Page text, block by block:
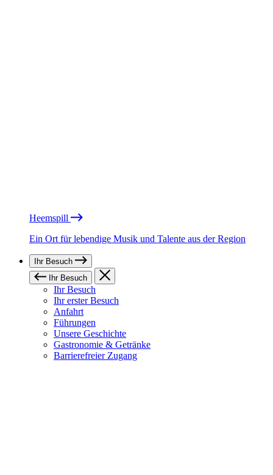
Heemspill
Ein Ort für lebendige Musik und Talente aus der Region
Ihr Besuch
Ihr Besuch
Ihr Besuch
Ihr erster Besuch
Anfahrt
Führungen
Unsere Geschichte
Gastronomie & Getränke
Barrierefreier Zugang